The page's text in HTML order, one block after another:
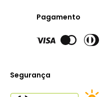
Pagamento
Segurança